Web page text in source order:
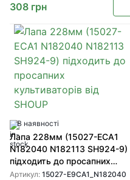
308 грн
В наявності
Лапа 228мм (15027-ECA1
N182040 N182113 SH924-9)
підходить до просапних
культиваторів від SHOUP
Артикул: 15027-E9CA1_N182040